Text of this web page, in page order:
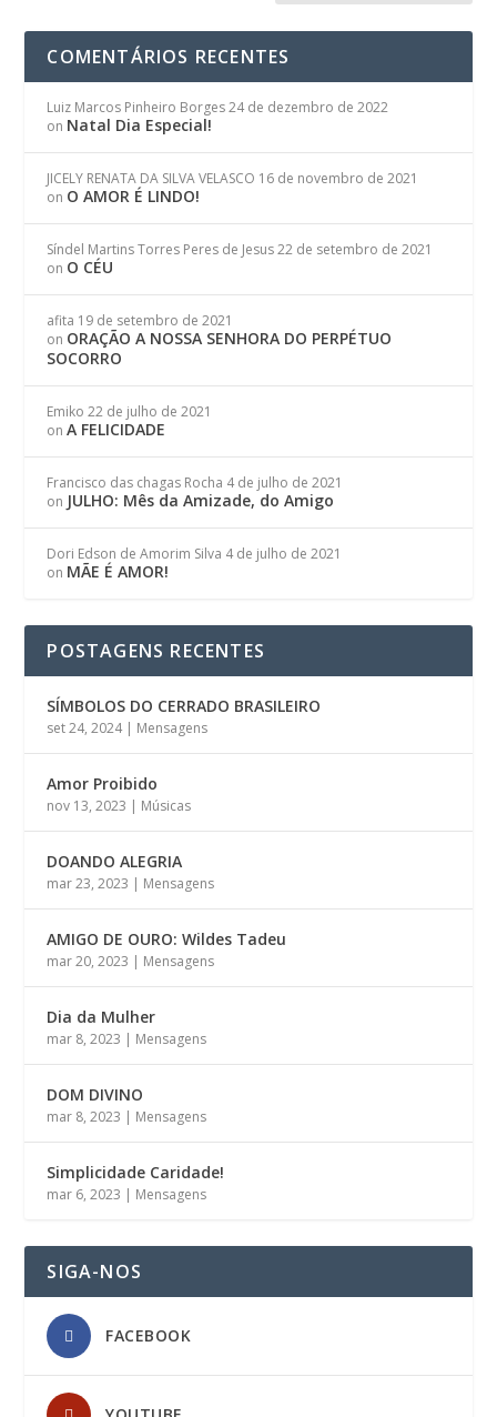
COMENTÁRIOS RECENTES
Luiz Marcos Pinheiro Borges 24 de dezembro de 2022
on Natal Dia Especial!
JICELY RENATA DA SILVA VELASCO 16 de novembro de 2021
on O AMOR É LINDO!
Síndel Martins Torres Peres de Jesus 22 de setembro de 2021
on O CÉU
afita 19 de setembro de 2021
on ORAÇÃO A NOSSA SENHORA DO PERPÉTUO
SOCORRO
Emiko 22 de julho de 2021
onA FELICIDADE
Francisco das chagas Rocha 4 de julho de 2021
on JULHO: Mês da Amizade, do Amigo
Dori Edson de Amorim Silva 4 de julho de 2021
on MÃE É AMOR!
POSTAGENS RECENTES
SÍMBOLOS DO CERRADO BRASILEIRO
set 24, 2024| Mensagens
Amor Proibido
nov 13, 2023 Músicas
DOANDO ALEGRIA
mar 23, 2023 Mensagens
AMIGO DE OURO: Wildes Tadeu
mar 20, 2023 Mensagens
Dia da Mulher
mar 8, 2023 Mensagens
DOM DIVINO
mar 8, 2023 Mensagens
Simplicidade Caridade!
mar 6, 2023 Mensagens
SIGA-NOS
FACEBOOK